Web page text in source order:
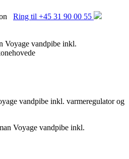
Ring til +45 31 90 00 55
Voyage vandpibe inkl.